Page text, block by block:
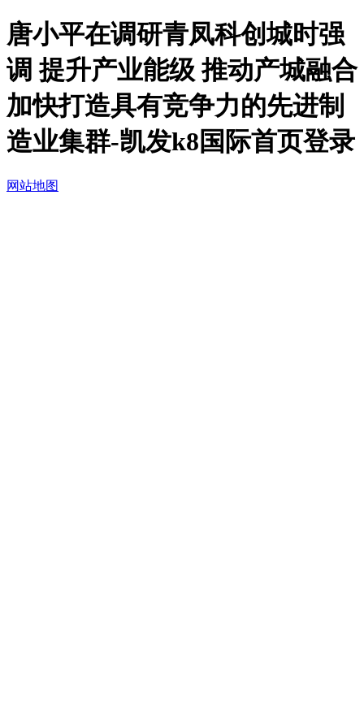
唐小平在调研青凤科创城时强
调 提升产业能级 推动产城融合
加快打造具有竞争力的先进制
造业集群-凯发k8国际首页登录
网站地图